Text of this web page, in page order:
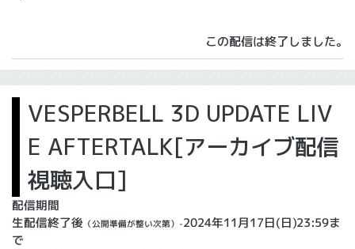
この配信は終了しました。
VESPERBELL 3D UPDATE LIV
E AFTERTALK[アーカイブ配信
視聴入口]
配信期間
生配信終了後 （公開準備が整い次第） -2024年11月17日(日)23:59ま
で